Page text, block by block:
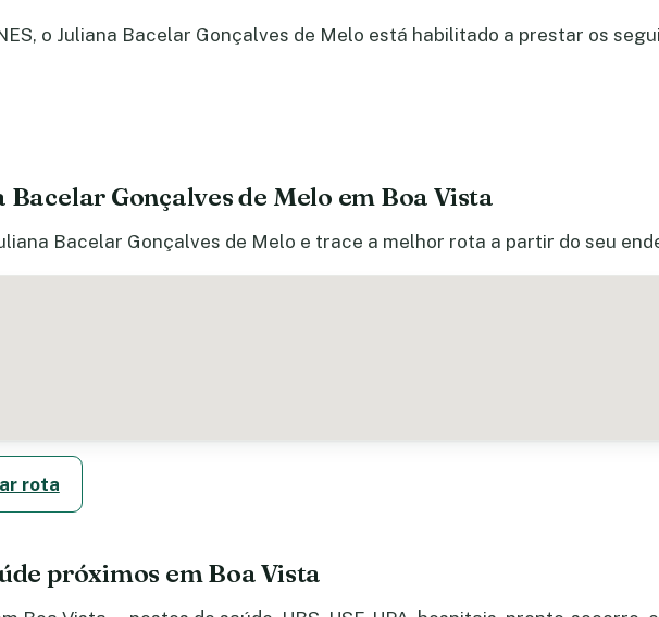
o Juliana Bacelar Gonçalves de Melo está habilitado a prestar os
Gonçalves de Melo em Boa Vista
Bacelar Gonçalves de Melo e trace a melhor rota a partir do seu
rota
próximos em Boa Vista